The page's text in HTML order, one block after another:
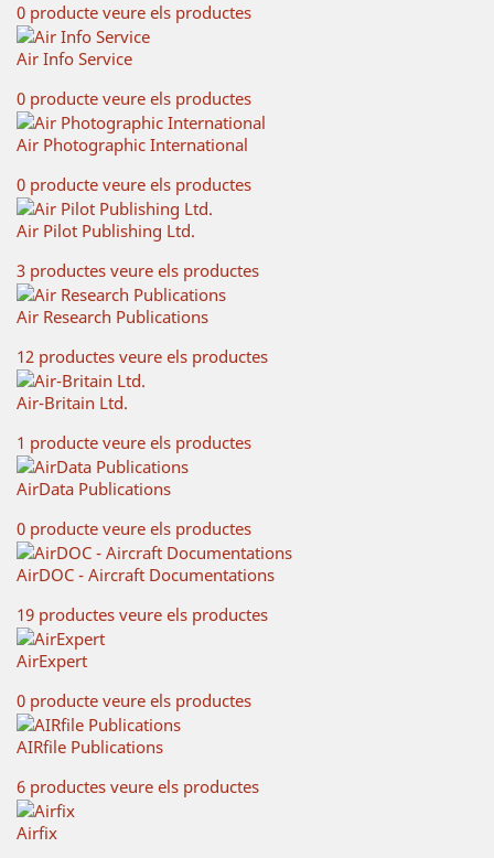
0 producte veure els productes
Air Info Service
0 producte veure els productes
Air Photographic International
0 producte veure els productes
Air Pilot Publishing Ltd.
3 productes veure els productes
Air Research Publications
12 productes veure els productes
Air-Britain Ltd.
1 producte veure els productes
AirData Publications
0 producte veure els productes
AirDOC - Aircraft Documentations
19 productes veure els productes
AirExpert
0 producte veure els productes
AIRfile Publications
6 productes veure els productes
Airfix